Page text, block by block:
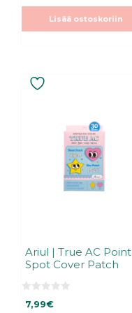
Lisää ostoskoriin
Ariul | True AC Point
Spot Cover Patch
0
7,99€